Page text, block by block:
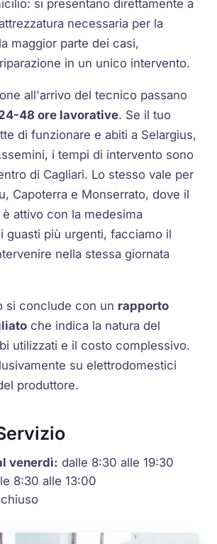
si presentano direttamente a
necessaria per la
maggior parte dei casi,
in un unico intervento.
all'arrivo del tecnico passano
48 ore lavorative. Se il tuo
di funzionare e abiti a Selargius,
i tempi di intervento sono
di Cagliari. Lo stesso vale per
Capoterra e Monserrato, dove il
attivo con la medesima
guasti più urgenti, facciamo il
nella stessa giornata
si conclude con un rapporto
che indica la natura del
utilizzati e il costo complessivo.
su elettrodomestici
produttore.
venerdì: dalle 8:30 alle 19:30
8:30 alle 13:00
chiuso